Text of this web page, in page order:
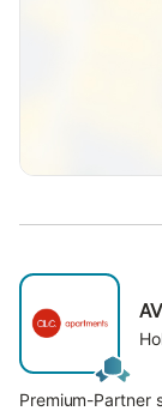
Premium-Partner